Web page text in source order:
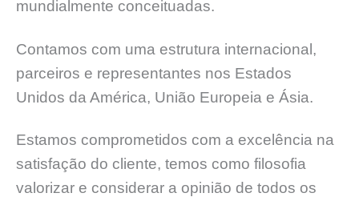
mundialmente conceituadas.
Contamos com uma estrutura internacional,
parceiros e representantes nos Estados
Unidos da América, União Europeia e Ásia.
Estamos comprometidos com a excelência na
satisfação do cliente, temos como filosofia
valorizar e considerar a opinião de todos os